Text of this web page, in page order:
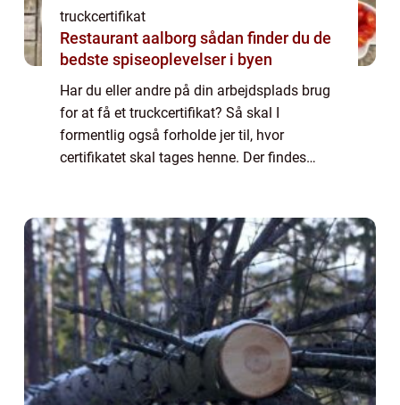
truckcertifikat
Restaurant aalborg sådan finder du de
bedste spiseoplevelser i byen
Har du eller andre på din arbejdsplads brug
for at få et truckcertifikat? Så skal I
formentlig også forholde jer til, hvor
certifikatet skal tages henne. Der findes